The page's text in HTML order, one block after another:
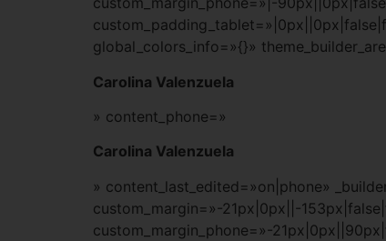
global_colors_info=»{}»
Carolina Valenzuela
» content_phone=»
Carolina Valenzuela
» content_last_edited=»on|phone»
custom_margin=»-21px|0px||-
custom_margin_phone=»-